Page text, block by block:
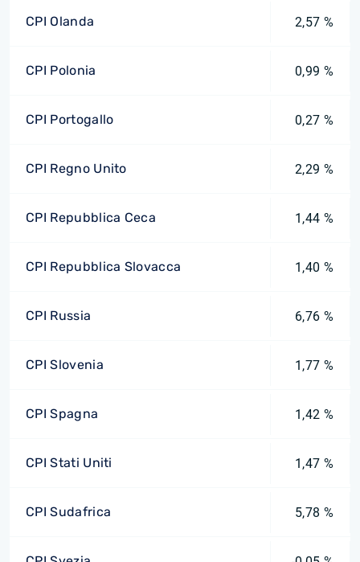
CPI Olanda 2,57 %
CPI Polonia 0,99 %
CPI Portogallo 0,27 %
CPI Regno Unito 2,29 %
CPI Repubblica Ceca 1,44 %
CPI Repubblica Slovacca 1,40 %
CPI Russia 6,76 %
CPI Slovenia 1,77 %
CPI Spagna 1,42 %
CPI Stati Uniti 1,47 %
CPI Sudafrica 5,78 %